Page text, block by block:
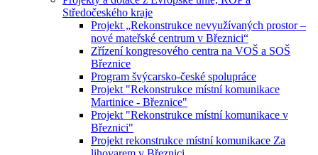
Středočeského kraje
Projekt „Rekonstrukce nevyužívaných prostor –
nové mateřské centrum v Březnici“
Zřízení kongresového centra na VOŠ a SOŠ
Březnice
Program švýcarsko-české spolupráce
Projekt "Rekonstrukce místní komunikace
Martinice - Březnice"
Projekt "Rekonstrukce místní komunikace v
Březnici"
Projekt rekonstrukce místní komunikace Za